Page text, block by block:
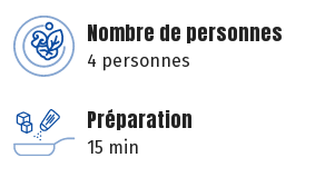
Nombre de personnes
4 personnes
Préparation
15 min